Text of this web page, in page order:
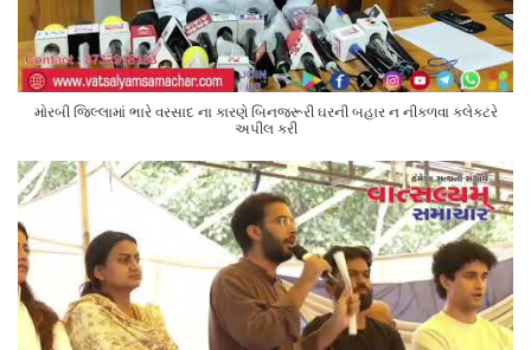
મોરબી જિલ્લામાં ભારે વરસાદ ના કારણે બિનજરૂરી ઘરની બહાર ન નીકળવા કલેક્ટરે
અપીલ કરી